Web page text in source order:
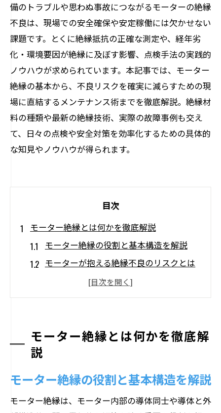
備のトラブルや思わぬ事故につながるモーターの絶縁
不良は、現場での安全確保や安定稼働には欠かせない
課題です。とくに絶縁抵抗の正確な測定や、経年劣
化・環境要因が絶縁に及ぼす影響、点検手法の実践的
ノウハウが求められています。本記事では、モーター
絶縁の基本から、不良リスクを確実に減らすための現
場に直結するメンテナンス術までを徹底解説。絶縁材
料の種類や最新の絶縁技術、実際の故障事例も交え
て、日々の点検や安全対策を効率化するための具体的
な知見やノウハウが得られます。
目次
モーター絶縁とは何かを徹底解説
モーター絶縁の役割と基本構造を解説
モーターが抱える絶縁不良のリスクとは
モーター絶縁の重要性と安全運用の関係
モーター絶縁に必要な基礎知識を身につ
絶縁強化型モーターの特徴と導入メリッ
モーター絶縁抵抗の基準値と測定ポイン
ト
モーター絶縁とは何かを徹底解
説
モーター絶縁の役割と基本構造を解説
モーター絶縁は、モーター内部の導体同士や導体と外